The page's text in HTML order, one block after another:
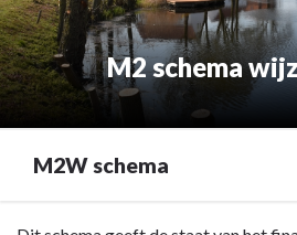
M2 schema
M2W schema